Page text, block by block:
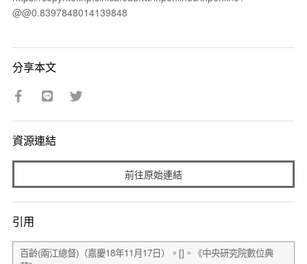
@@0.8397848014139848
分享本文
資源連結
前往原始連結
引用